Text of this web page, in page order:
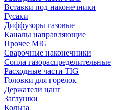
Вставки под наконечники
Гусаки
Диффузоры газовые
Каналы направляющие
Прочее MIG
Сварочные наконечники
Сопла газораспределительные
Расходные части TIG
Головки для горелок
Держатели цанг
Заглушки
Кольца